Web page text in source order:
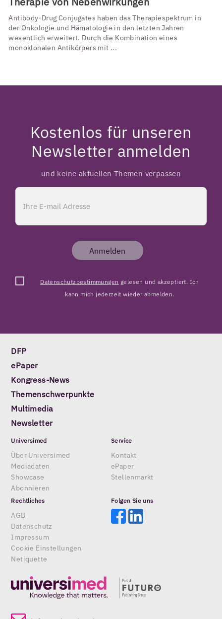
Antibody-Drug Conjugates haben das Therapiespektrum in
der Onkologie und Hämatologie in den letzten Jahren
wesentlich erweitert. Durch die Kombination eines
monoklonalen Antikörpers mit ...
Kostenlos für unseren
Newsletter anmelden
und keine aktuellen Themen verpassen
Anmelden
Datenschutzbestimmungen gelesen und akzeptiert. Ich
kann mich jederzeit wieder abmelden.
DFP
ePaper
Kongress-News
Themenschwerpunkte
Multimedia
Newsletter
Universimed
Über Universimed
Mediadaten
Showcase
Abonnieren
Service
Kontakt
ePaper
Stellenmarkt
Rechtliches
AGB
Datenschutz
Impressum
Cookie Einstellungen
Netiquette
Folgen Sie uns